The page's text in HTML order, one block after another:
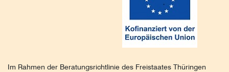
Im Rahmen der Beratungsrichtlinie des Freistaates Thüringen